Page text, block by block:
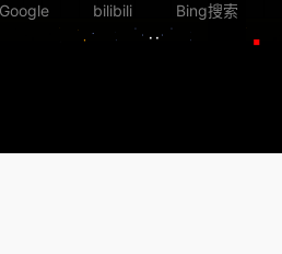
Google bilibili Bing搜索